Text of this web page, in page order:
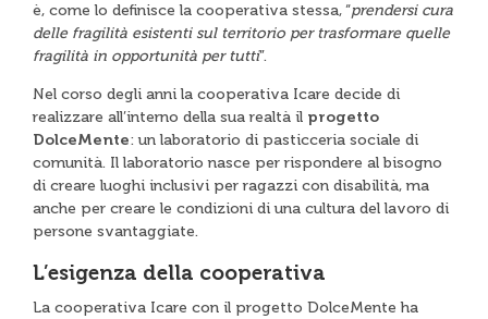
è, come lo definisce la cooperativa stessa, “prendersi cura
delle fragilità esistenti sul territorio per trasformare quelle
fragilità in opportunità per tutti”.
Nel corso degli anni la cooperativa Icare decide di
realizzare all’interno della sua realtà il progetto
DolceMente: un laboratorio di pasticceria sociale di
comunità. Il laboratorio nasce per rispondere al bisogno
di creare luoghi inclusivi per ragazzi con disabilità, ma
anche per creare le condizioni di una cultura del lavoro di
persone svantaggiate.
L’esigenza della cooperativa
La cooperativa Icare con il progetto DolceMente ha